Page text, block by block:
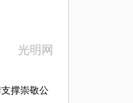
光明网
撑崇敬公